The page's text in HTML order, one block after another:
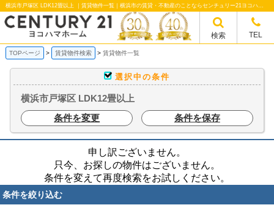
横浜市戸塚区 LDK12畳以上 ｜賃貸物件一覧｜横浜市の賃貸・不動産のことならセンチュリー21ヨコハマホームへ！横浜市の賃貸仲介や不動産売却・買取、不動産管理など不動産のことならなんでもご相談ください。
検索 TEL
TOPページ 賃貸物件検索 賃貸物件一覧
選択中の条件
横浜市戸塚区 LDK12畳以上
条件を変更
条件を保存
申し訳ございません。
只今、お探しの物件はございません。
条件を変えて再度検索をお試しください。
条件を絞り込む